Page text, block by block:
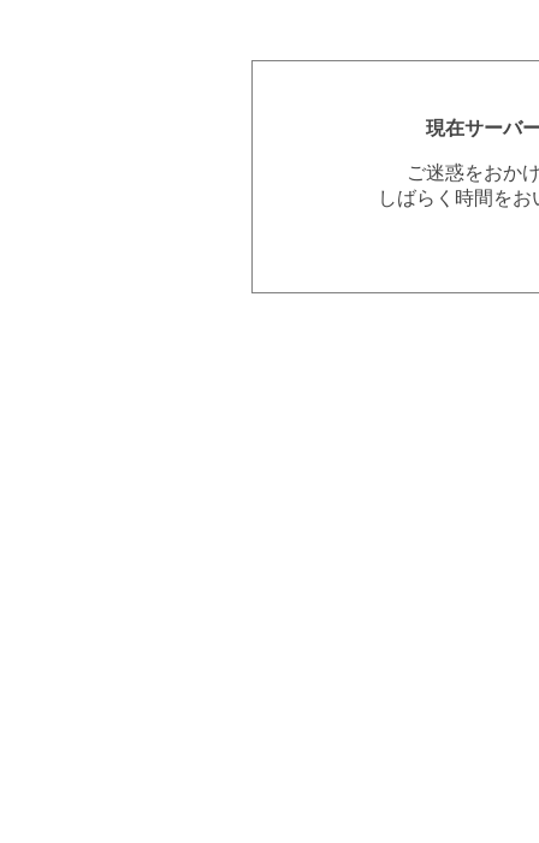
現在サーバ
ご迷惑をおか
しばらく時間を